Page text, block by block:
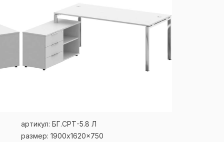
артикул: БГ.СРТ-5.8 Л
размер: 1900x1620x750